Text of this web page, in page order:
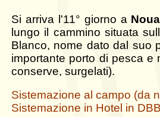
Si arriva l'11° giorno a
lungo il cammino situata
Blanco, nome dato dal suo
importante porto di pesca e
conserve, surgelati).
Sistemazione al campo (da
Sistemazione in Hotel in